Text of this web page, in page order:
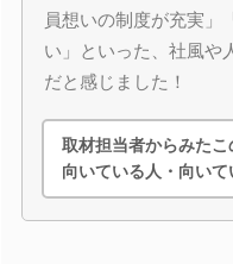
員想いの制度が充実」
い」といった、社風や
だと感じました！
取材担当者からみたこ
向いている人・向い